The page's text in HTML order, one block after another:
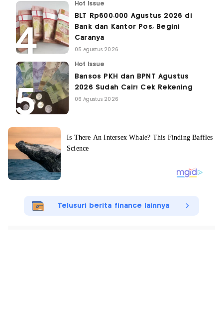
Hot Issue
BLT Rp600.000 Agustus 2026 di
Bank dan Kantor Pos, Begini
Caranya
05 Agustus 2026
Hot Issue
Bansos PKH dan BPNT Agustus
2026 Sudah Cair! Cek Rekening
06 Agustus 2026
Telusuri berita finance lainnya